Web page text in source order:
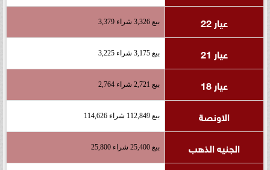
عيار 22 بيع 3,326 شراء 3,379
عيار 21 بيع 3,175 شراء 3,225
عيار 18 بيع 2,721 شراء 2,764
الاونصة بيع 112,849 شراء 114,626
الجنيه الذهب بيع 25,400 شراء 25,800